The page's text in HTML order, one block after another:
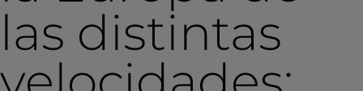
las distintas